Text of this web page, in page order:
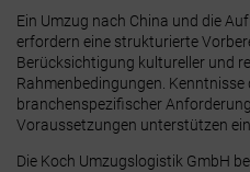
Ein Umzug nach China und die
erfordern eine strukturierte
Berücksichtigung kultureller und
Rahmenbedingungen. Kenntnisse
branchenspezifischer
Voraussetzungen unterstützen
Die Koch Umzugslogistik GmbH